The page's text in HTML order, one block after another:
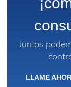
Juntos
LLAME